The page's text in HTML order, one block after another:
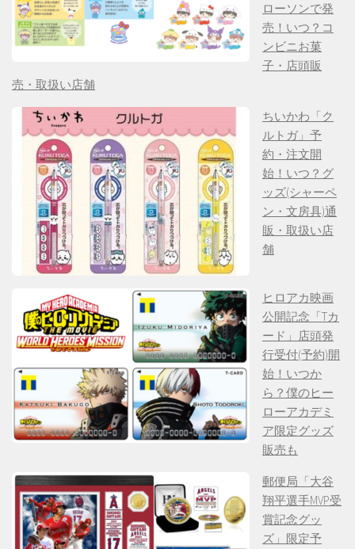
ローソンで発
売！いつ？コ
ンビニお菓
子・店頭販
売・取扱い店舗
ちいかわ「ク
ルトガ」予
約・注文開
始！いつ？グ
ッズ(シャーペ
ン・文房具)通
販・取扱い店
舗
ヒロアカ映画
公開記念「Tカ
ード」店頭発
行受付(予約)開
始！いつか
ら？僕のヒー
ローアカデミ
ア限定グッズ
販売も
郵便局「大谷
翔平選手MVP受
賞記念グッ
ズ」限定予